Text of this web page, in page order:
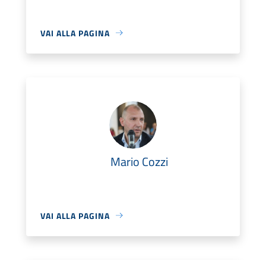
VAI ALLA PAGINA
Mario Cozzi
VAI ALLA PAGINA